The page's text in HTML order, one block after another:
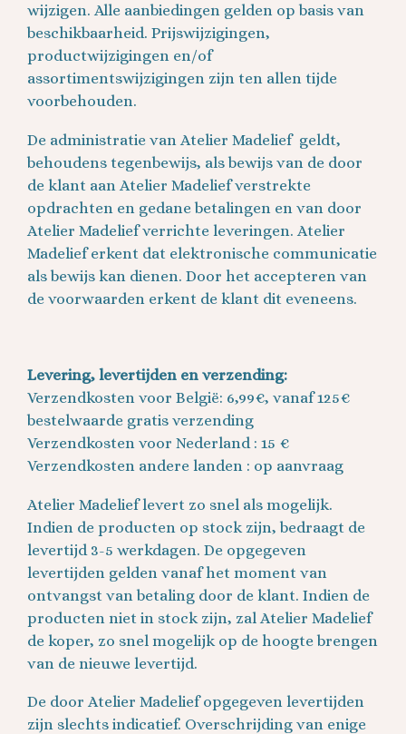
wijzigen. Alle aanbiedingen gelden op basis van
beschikbaarheid. Prijswijzigingen,
productwijzigingen en/of
assortimentswijzigingen zijn ten allen tijde
voorbehouden.
De administratie van Atelier Madelief geldt,
behoudens tegenbewijs, als bewijs van de door
de klant aan Atelier Madelief verstrekte
opdrachten en gedane betalingen en van door
Atelier Madelief verrichte leveringen. Atelier
Madelief erkent dat elektronische communicatie
als bewijs kan dienen. Door het accepteren van
de voorwaarden erkent de klant dit eveneens.
Levering, levertijden en verzending:
Verzendkosten voor België: 6,99€, vanaf 125€
bestelwaarde gratis verzending
Verzendkosten voor Nederland : 15 €
Verzendkosten andere landen : op aanvraag
Atelier Madelief levert zo snel als mogelijk.
Indien de producten op stock zijn, bedraagt de
levertijd 3-5 werkdagen. De opgegeven
levertijden gelden vanaf het moment van
ontvangst van betaling door de klant. Indien de
producten niet in stock zijn, zal Atelier Madelief
de koper, zo snel mogelijk op de hoogte brengen
van de nieuwe levertijd.
De door Atelier Madelief opgegeven levertijden
zijn slechts indicatief. Overschrijding van enige